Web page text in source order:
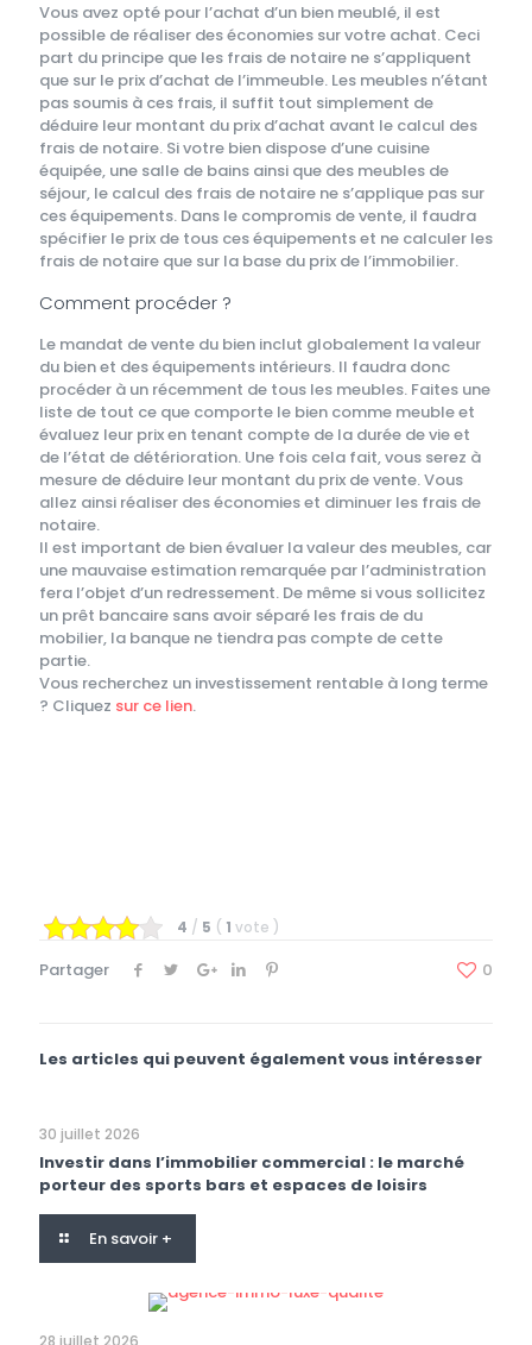
Vous avez opté pour l’achat d’un bien meublé, il est
possible de réaliser des économies sur votre achat. Ceci
part du principe que les frais de notaire ne s’appliquent
que sur le prix d’achat de l’immeuble. Les meubles n’étant
pas soumis à ces frais, il suffit tout simplement de
déduire leur montant du prix d’achat avant le calcul des
frais de notaire. Si votre bien dispose d’une cuisine
équipée, une salle de bains ainsi que des meubles de
séjour, le calcul des frais de notaire ne s’applique pas sur
ces équipements. Dans le compromis de vente, il faudra
spécifier le prix de tous ces équipements et ne calculer les
frais de notaire que sur la base du prix de l’immobilier.
Comment procéder ?
Le mandat de vente du bien inclut globalement la valeur
du bien et des équipements intérieurs. Il faudra donc
procéder à un récemment de tous les meubles. Faites une
liste de tout ce que comporte le bien comme meuble et
évaluez leur prix en tenant compte de la durée de vie et
de l’état de détérioration. Une fois cela fait, vous serez à
mesure de déduire leur montant du prix de vente. Vous
allez ainsi réaliser des économies et diminuer les frais de
notaire.
Il est important de bien évaluer la valeur des meubles, car
une mauvaise estimation remarquée par l’administration
fera l’objet d’un redressement. De même si vous sollicitez
un prêt bancaire sans avoir séparé les frais de du
mobilier, la banque ne tiendra pas compte de cette
partie.
Vous recherchez un investissement rentable à long terme
? Cliquez sur ce lien.
4 / 5 ( 1 vote )
Partager 0
Les articles qui peuvent également vous intéresser
30 juillet 2026
Investir dans l’immobilier commercial : le marché
porteur des sports bars et espaces de loisirs
En savoir +
28 juillet 2026